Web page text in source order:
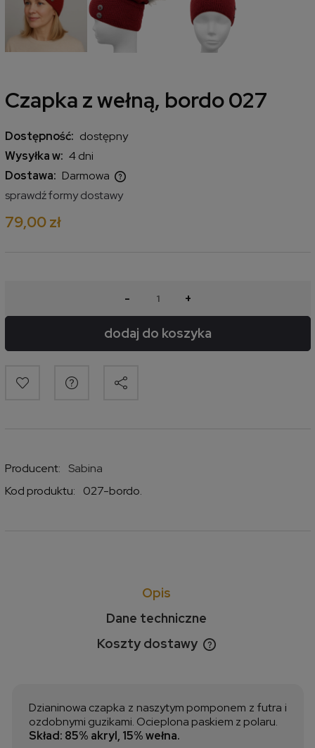
Czapka z wełną, bordo 027
Dostępność: dostępny
Wysyłka w: 4 dni
Dostawa: Darmowa
Cena nie zawiera ewentualnych kosztów płatności
sprawdź formy dostawy
79,00 zł
- +
dodaj do koszyka
Producent:
Sabina
Kod produktu:
027-bordo.
Opis
Dane techniczne
Koszty dostawy
Cena nie zawiera ewentualnych kosztów płatności
Dzianinowa czapka z naszytym pomponem z futra i
ozdobnymi guzikami. Ocieplona paskiem z polaru.
Skład: 85% akryl, 15% wełna.